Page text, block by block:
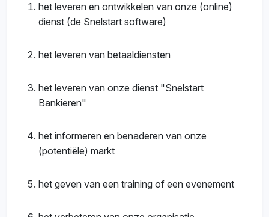
het leveren en ontwikkelen van onze (online)
dienst (de Snelstart software)
het leveren van betaaldiensten
het leveren van onze dienst "Snelstart
Bankieren"
het informeren en benaderen van onze
(potentiële) markt
het geven van een training of een evenement